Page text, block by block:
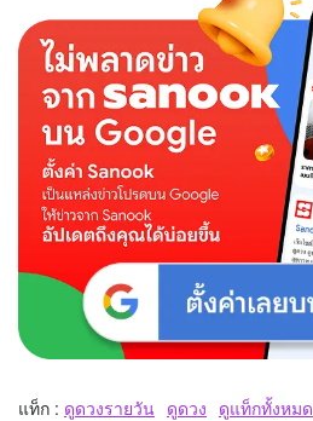
แท็ก : ดูดวงรายวัน ดูดวง ดูแท็กทั้งหมด